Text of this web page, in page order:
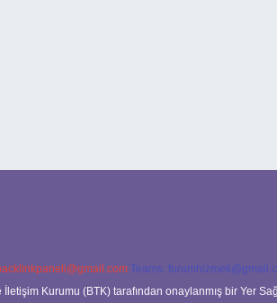
Teams:
Kurumu (BTK) tarafından onaylanmış bir Yer